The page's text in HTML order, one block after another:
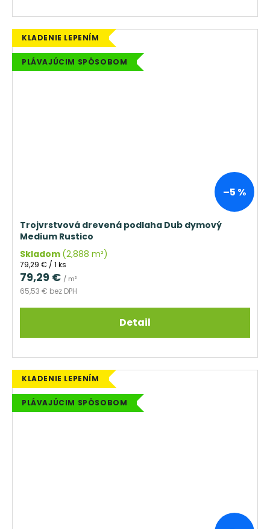
KLADENIE LEPENÍM
PLÁVAJÚCIM SPÔSOBOM
–5 %
Trojvrstvová drevená podlaha Dub dymový
Medium Rustico
Skladom (2,888 m²)
65,53 € bez DPH
79,29 € / m²
Jednotková
cena:
79,29 € / 1 ks
Detail
KLADENIE LEPENÍM
PLÁVAJÚCIM SPÔSOBOM